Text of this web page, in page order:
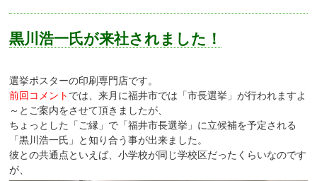
黒川浩一氏が来社されました！
選挙ポスターの印刷専門店です。
前回コメント では、来月に福井市では「市長選挙」が行われますよ
～とご案内をさせて頂きましたが、
ちょっとした「ご縁」で「福井市長選挙」に立候補を予定される
「黒川浩一氏」と知り合う事が出来ました。
彼との共通点といえば、小学校が同じ学校区だったくらいなのです
が、